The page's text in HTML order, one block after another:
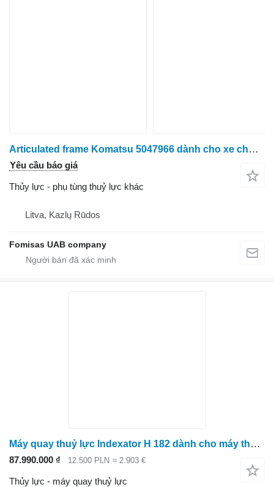
Articulated frame Komatsu 5047966 dành cho xe chở gỗ John Deere 890.1
Yêu cầu báo giá
Thủy lực - phụ tùng thuỷ lực khác
Litva, Kazlų Rūdos
Fomisas UAB company
Máy quay thuỷ lực Indexator H 182 dành cho máy thu hoạch gỗ
87.990.000 ₫ 12.500 PLN ≈ 2.903 €
Thủy lực - máy quay thuỷ lực